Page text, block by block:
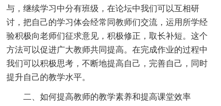
与，继续学习中分有班级，在论坛中我们可以互相研
讨，把自己的学习体会经常同教师们交流，运用所学经
验积极向老师们征求意见，积极修正，取长补短。这个
方法可以促进广大教师共同提高。在完成作业的过程中
我们可以积极思考，不断地提高自己，完善自己，同时
提升自己的教学水平。
二、如何提高教师的教学素养和提高课堂效率